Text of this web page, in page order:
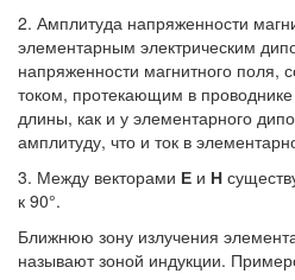
2. Амплитуда напряженности
элементарным электрическим
напряженности магнитного поля,
током, протекающим в
длины, как и у элементарного
амплитуду, что и ток в
3. Между векторами Е и Н
к 90°.
Ближнюю зону излучения
называют зоной индукции.